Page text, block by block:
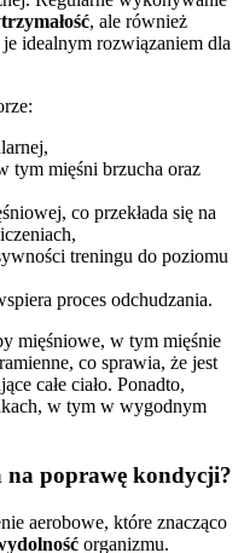
, ale również
idealnym rozwiązaniem dla
tym mięśni brzucha oraz
co przekłada się na
treningu do poziomu
proces odchudzania.
mięśniowe, w tym mięśnie
co sprawia, że jest
całe ciało. Ponadto,
w tym w wygodnym
na poprawę kondycji?
aerobowe, które znacząco
organizmu.